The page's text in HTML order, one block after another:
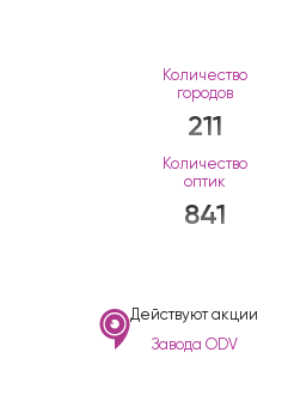
Количество
городов
211
Количество
оптик
841
Действуют акции
Завода ODV